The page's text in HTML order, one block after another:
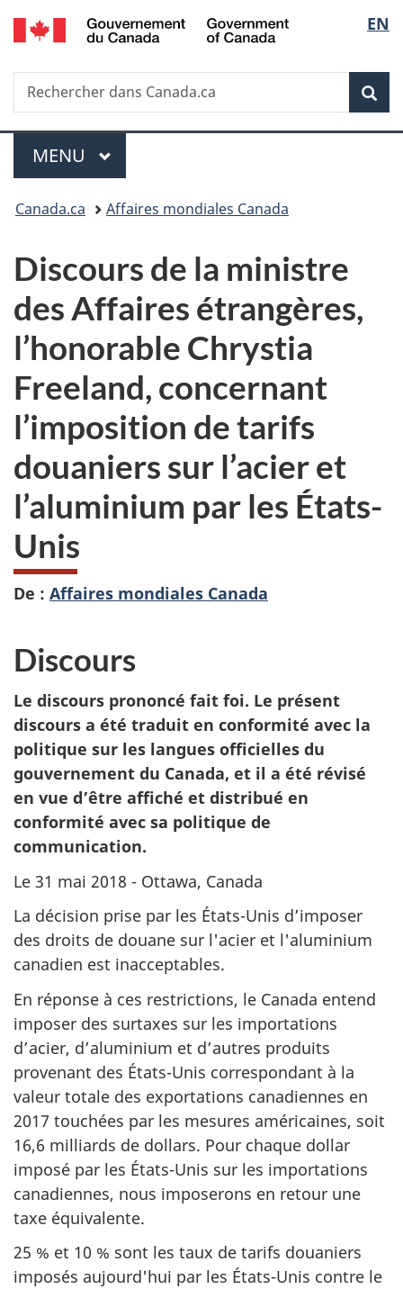
Passer
au
principal
Passer
à
Au
du
Passer
à
version
simplifiée
de
la
EN
Recherche
Rechercher
dans
Menu
MENU PRINCIPAL
Vous
ici :
Canada.ca Affaires mondiales Canada
Discours de la ministre
des Affaires étrangères,
l’honorable Chrystia
Freeland, concernant
l’imposition de tarifs
douaniers sur l’acier et
l’aluminium par les États-
Unis
De : Affaires mondiales Canada
Discours
Le discours prononcé fait foi. Le présent
discours a été traduit en conformité avec la
politique sur les langues officielles du
gouvernement du Canada, et il a été révisé
en vue d’être affiché et distribué en
conformité avec sa politique de
communication.
Le 31 mai 2018 - Ottawa, Canada
La décision prise par les États-Unis d’imposer
des droits de douane sur l'acier et l'aluminium
canadien est inacceptables.
En réponse à ces restrictions, le Canada entend
imposer des surtaxes sur les importations
d’acier, d’aluminium et d’autres produits
provenant des États-Unis correspondant à la
valeur totale des exportations canadiennes en
2017 touchées par les mesures américaines, soit
16,6 milliards de dollars. Pour chaque dollar
imposé par les États-Unis sur les importations
canadiennes, nous imposerons en retour une
taxe équivalente.
25 % et 10 % sont les taux de tarifs douaniers
imposés aujourd'hui par les États-Unis contre le